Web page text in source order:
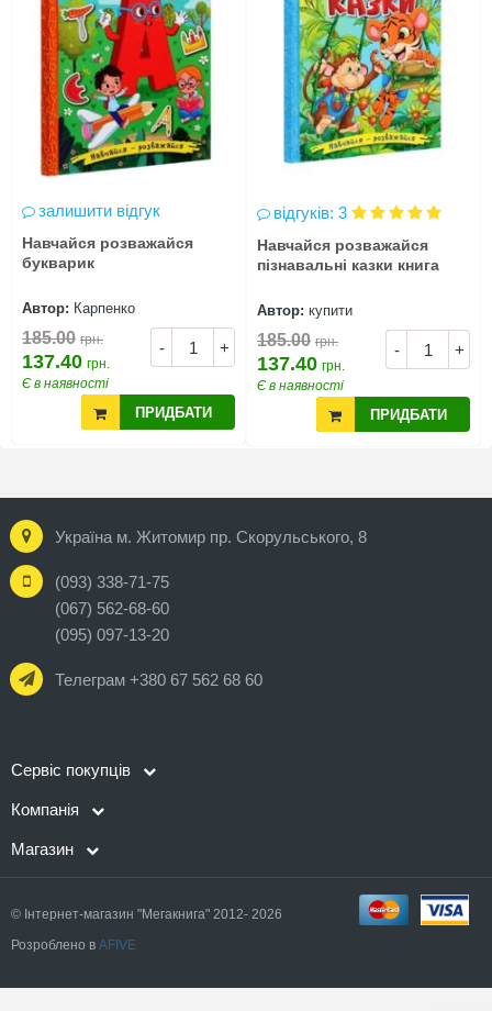
залишити відгук
Навчайся розважайся
букварик
Автор: Карпенко
- +
185.00 грн.
137.40 грн.
Є в наявності
ПРИДБАТИ
відгуків: 3
Навчайся розважайся
пізнавальні казки книга
Автор: купити
- +
185.00 грн.
137.40 грн.
Є в наявності
ПРИДБАТИ
Україна м. Житомир пр. Скорульського, 8
(093) 338-71-75
(067) 562-68-60
(095) 097-13-20
Телеграм +380 67 562 68 60
Сервіс покупців
Компанія
Магазин
© Інтернет-магазин "Мегакнига" 2012- 2026
Розроблено в AFIVE